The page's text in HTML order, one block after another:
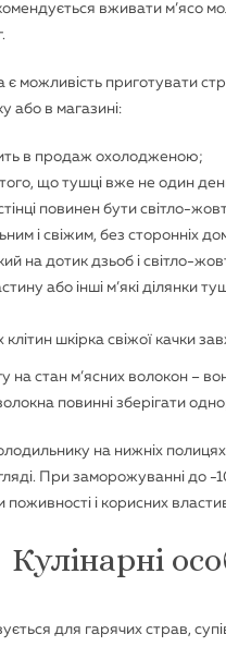
вживати м’ясо
можливість приготувати
або в магазині:
в продаж охолодженою;
що тушці вже не один
повинен бути світло-
і свіжим, без сторонніх
на дотик дзьоб і світло-
або інші м’які ділянки
шкірка свіжої качки
на стан м’ясних волокон –
повинні зберігати
на нижніх
При заморожуванні до -
і корисних
Кулінарні
для гарячих страв,